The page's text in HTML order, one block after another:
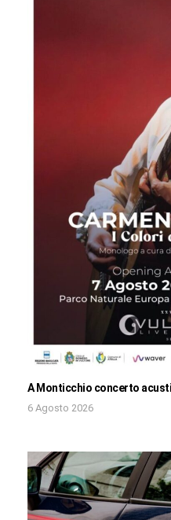
A Monticchio concerto
6 Agosto 2026